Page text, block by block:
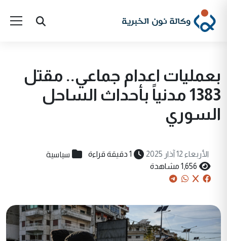
بعمليات اعدام جماعي.. مقتل
1383 مدنياً بأحداث الساحل
السوري
الأربعاء 12 آذار 2025 1 دقيقة قراءة سياسية
1,656 مشاهدة